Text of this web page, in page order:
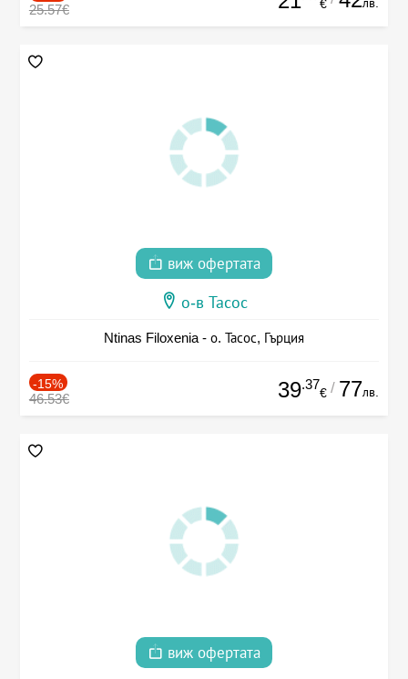
25.57€ € лв.
виж офертата
о-в Тасос
Ntinas Filoxenia - о. Тасос, Гърция
-15%
46.53€ 39.37
€ / 77лв.
виж офертата